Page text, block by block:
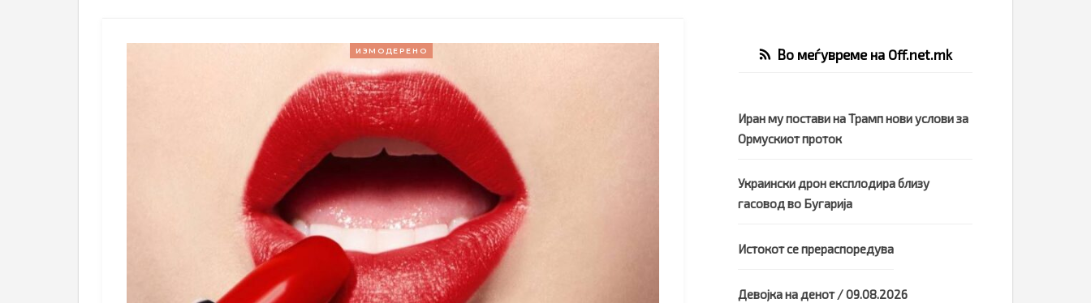
ИЗМОДЕРЕНО Во меѓувреме на Off.net.mk
Иран му постави на Трамп нови услови за
Ормускиот проток
Украински дрон експлодира близу
гасовод во Бугарија
Истокот се прераспоредува
Девојка на денот / 09.08.2026